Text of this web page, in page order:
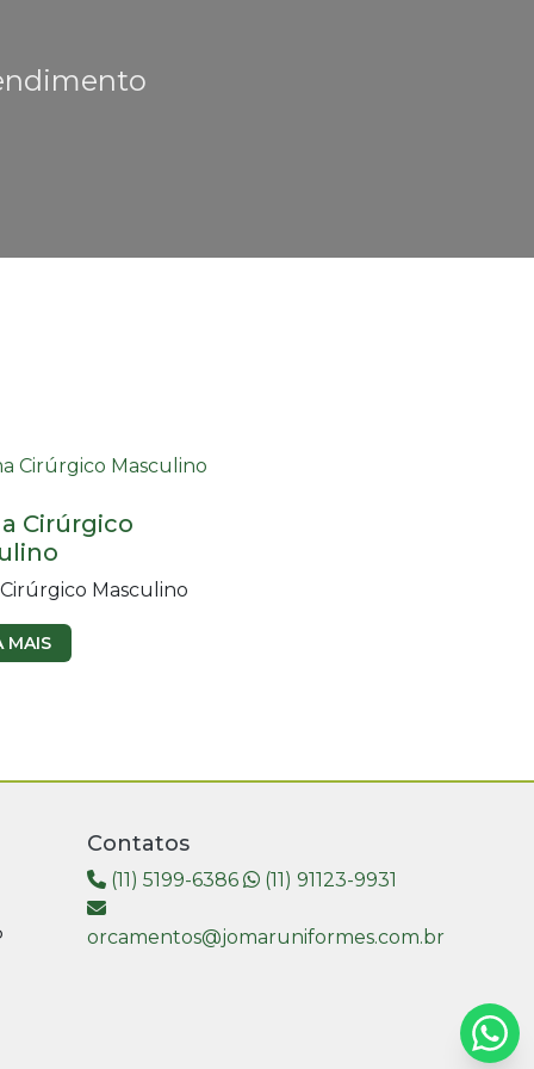
Cirúrgico
Masculino
MAIS
Contatos
(11) 5199-6386 (11) 91123-9931
orcamentos@jomaruniformes.com.br